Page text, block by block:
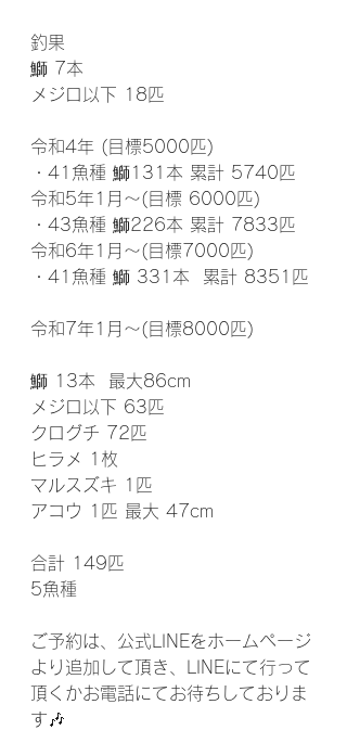
釣果
鰤 7本
メジロ以下 18匹
令和4年 (目標5000匹)
・41魚種 鰤131本 累計 5740匹
令和5年1月～(目標 6000匹)
・43魚種 鰤226本 累計 7833匹
令和6年1月～(目標7000匹)
・41魚種 鰤 331本  累計 8351匹
令和7年1月～(目標8000匹)
鰤 13本  最大86cm
メジロ以下 63匹
クログチ 72匹
ヒラメ 1枚
マルスズキ 1匹
アコウ 1匹 最大 47cm
合計 149匹
5魚種
ご予約は、公式LINEをホームページ
より追加して頂き、LINEにて行って
頂くかお電話にてお待ちしておりま
す🎶